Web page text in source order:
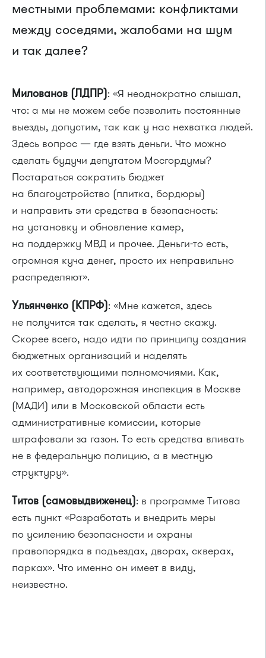
местными проблемами: конфликтами
между соседями, жалобами на шум
и так далее?
Милованов (ЛДПР): «Я неоднократно слышал,
что: а мы не можем себе позволить постоянные
выезды, допустим, так как у нас нехватка людей.
Здесь вопрос — где взять деньги. Что можно
сделать будучи депутатом Мосгордумы?
Постараться сократить бюджет
на благоустройство (плитка, бордюры)
и направить эти средства в безопасность:
на установку и обновление камер,
на поддержку МВД и прочее. Деньги-то есть,
огромная куча денег, просто их неправильно
распределяют».
Ульянченко (КПРФ): «Мне кажется, здесь
не получится так сделать, я честно скажу.
Скорее всего, надо идти по принципу создания
бюджетных организаций и наделять
их соответствующими полномочиями. Как,
например, автодорожная инспекция в Москве
(МАДИ) или в Московской области есть
административные комиссии, которые
штрафовали за газон. То есть средства вливать
не в федеральную полицию, а в местную
структуру».
Титов (самовыдвиженец): в программе Титова
есть пункт «Разработать и внедрить меры
по усилению безопасности и охраны
правопорядка в подъездах, дворах, скверах,
парках». Что именно он имеет в виду,
неизвестно.